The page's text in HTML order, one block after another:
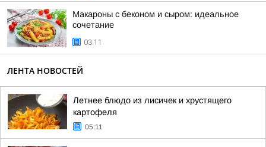
Макароны с беконом и сыром: идеальное
сочетание
03:11
ЛЕНТА НОВОСТЕЙ
Летнее блюдо из лисичек и хрустящего
картофеля
05:11